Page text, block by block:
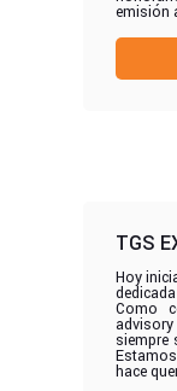
emisión
TGS
Hoy
Como
siempre
hace